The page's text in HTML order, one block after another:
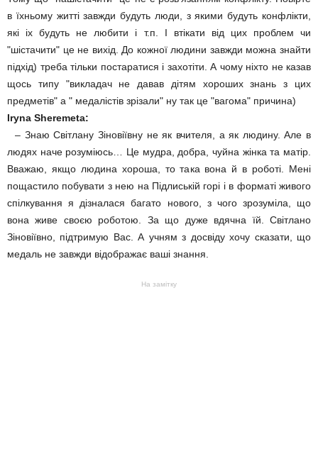
в їхньому житті завжди будуть люди, з якими будуть конфлікти,
які іх будуть не любити і т.п. І втікати від цих проблем чи
"шістачити" це не вихід. До кожної людини завжди можна знайти
підхід) треба тільки постаратися і захотіти. А чому ніхто не казав
щось типу "викладач не давав дітям хороших знань з цих
предметів" а " медалістів зрізали" ну так це "вагома" причина)
Iryna Sheremeta:
– Знаю Світлану Зіновіївну не як вчителя, а як людину. Але в
людях наче розуміюсь… Це мудра, добра, чуйна жінка та матір.
Вважаю, якщо людина хороша, то така вона й в роботі. Мені
пощастило побувати з нею на Підлиській горі і в форматі живого
спілкування я дізналася багато нового, з чого зрозуміла, що
вона живе своєю роботою. За що дуже вдячна їй. Світлано
Зіновіївно, підтримую Вас. А учням з досвіду хочу сказати, що
медаль не завжди відображає ваші знання.
На замітку